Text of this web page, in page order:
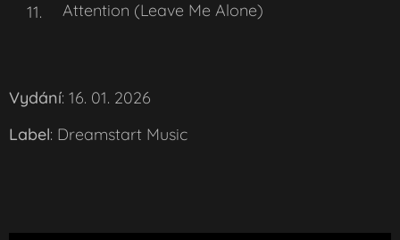
Attention (Leave Me Alone)
Vydání: 16. 01. 2026
Label: Dreamstart Music